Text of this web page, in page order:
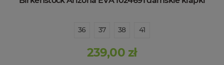
36 37 38 41
239,00 zł